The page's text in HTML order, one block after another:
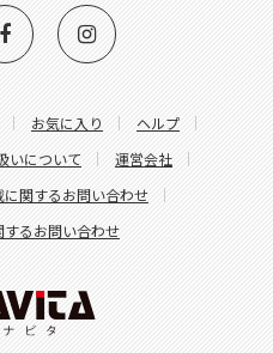
お気に入り
ヘルプ
いについて
運営会社
に関するお問い合わせ
るお問い合わせ